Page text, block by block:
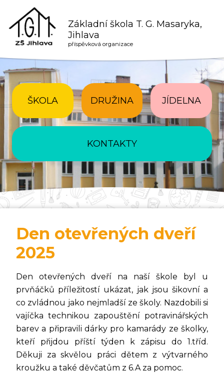
Základní škola T. G. Masaryka,
Jihlava
příspěvková organizace
ŠKOLA DRUŽINA JÍDELNA
KONTAKTY
Den otevřených dveří
2025
Den otevřených dveří na naší škole byl u
prvňáčků příležitostí ukázat, jak jsou šikovní a
co zvládnou jako nejmladší ze školy. Nazdobili si
vajíčka technikou zapouštění potravinářských
barev a připravili dárky pro kamarády ze školky,
kteří přijdou příští týden k zápisu do 1.tříd.
Děkuji za skvělou práci dětem z výtvarného
kroužku a také děvčatům z 6.A za pomoc.